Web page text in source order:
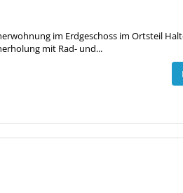
im Erdgeschoss im Ortsteil
mit Rad- und...